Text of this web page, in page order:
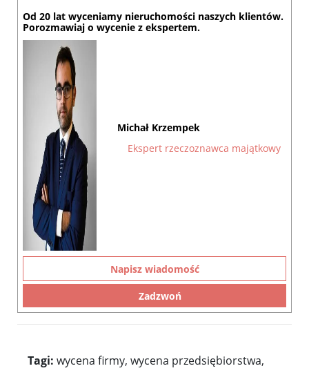
Od 20 lat wyceniamy nieruchomości naszych klientów.
Porozmawiaj o wycenie z ekspertem.
Michał Krzempek
Ekspert rzeczoznawca majątkowy
Napisz wiadomość
Zadzwoń
Tagi: wycena firmy, wycena przedsiębiorstwa,